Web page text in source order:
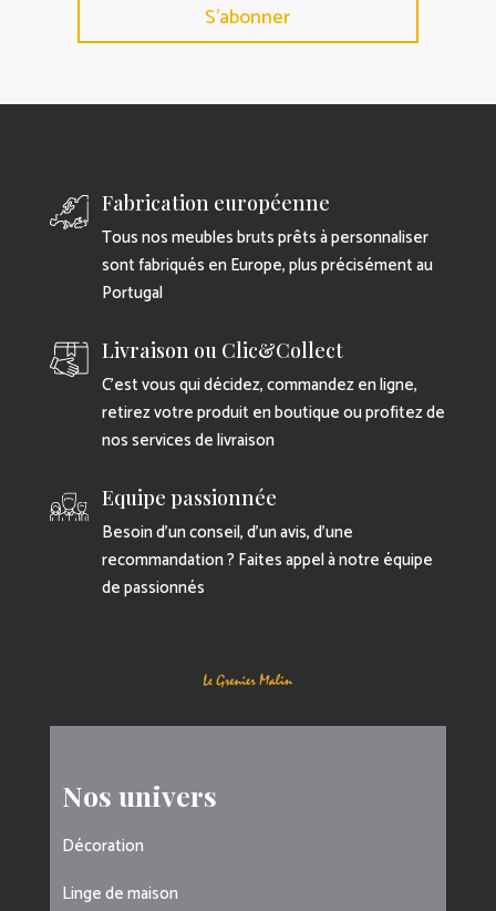
S'abonner
Fabrication européenne
Tous nos meubles bruts prêts à personnaliser
sont fabriqués en Europe, plus précisément au
Portugal
Livraison ou Clic&Collect
C’est vous qui décidez, commandez en ligne,
retirez votre produit en boutique ou profitez de
nos services de livraison
Equipe passionnée
Besoin d’un conseil, d’un avis, d’une
recommandation ? Faites appel à notre équipe
de passionnés
Nos univers
Décoration
Linge de maison